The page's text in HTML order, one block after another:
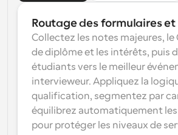
Routage des formulaires et
Collectez les notes majeures, le
de diplôme et les intérêts, puis
étudiants vers le meilleur
intervieweur. Appliquez la
qualification, segmentez par
équilibrez automatiquement
pour protéger les niveaux de